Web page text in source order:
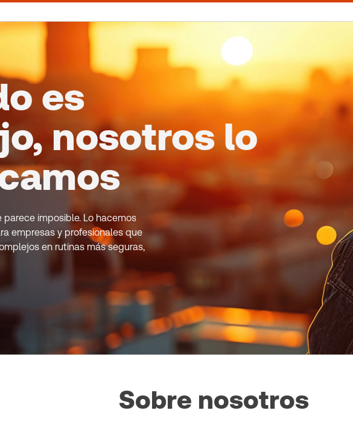
es
nosotros lo
imposible. Lo hacemos
empresas y profesionales que
en rutinas más seguras,
Sobre nosotros